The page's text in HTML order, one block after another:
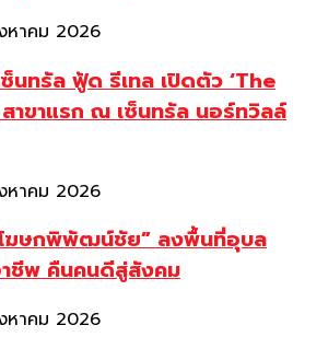
หาคม 2026
นทรัล ฟู้ด รีเทล เปิดตัว ‘The
าขาแรก ณ เซ็นทรัล นอร์ทวิลล์
หาคม 2026
ฆษกพิพัฒน์ชัย” ลงพื้นที่อุบล
าชีพ คืนคนดีสู่สังคม
หาคม 2026